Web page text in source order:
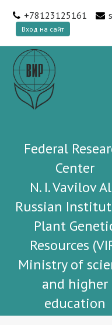
+78123125161
Вход на сайт
Federal
Center
N. I. Vavilov
Russian
Plant
Resources
Ministry of
and higher
education